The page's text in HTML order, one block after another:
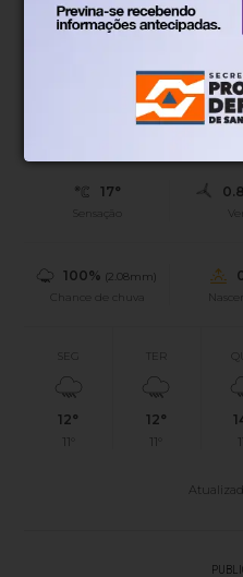
entre janeiro e junho.
17°
17°
Sensação
100% (2.08mm)
Chance de chuva
SEG
12°
11°
TER
12°
11°